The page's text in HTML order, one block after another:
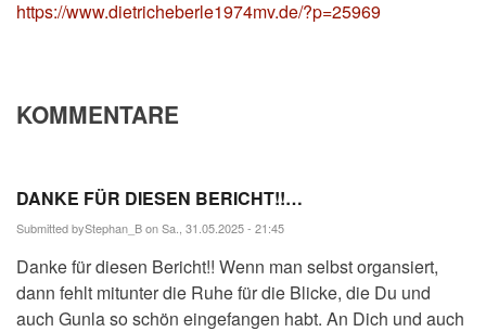
https://www.dietricheberle1974mv.de/?p=25969
KOMMENTARE
DANKE FÜR DIESEN BERICHT!!…
Submitted byStephan_Bon Sa., 31.05.2025 - 21:45
Danke für diesen Bericht!! Wenn man selbst organsiert,
dann fehlt mitunter die Ruhe für die Blicke, die Du und
auch Gunla so schön eingefangen habt. An Dich und auch